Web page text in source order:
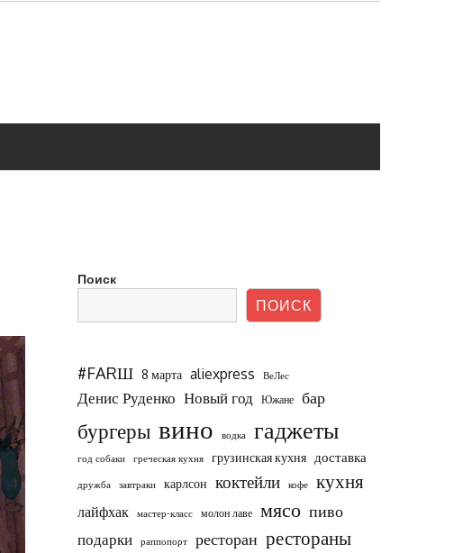
Поиск
ПОИСК
#FARШ 8 марта aliexpress ВеЛес
Денис Руденко Новый год Южане бар
бургеры вино водка гаджеты
год собаки греческая кухня грузинская кухня доставка
дружба завтраки карлсон коктейли кофе кухня
лайфхак мастер-класс молон лаве мясо пиво
подарки раппопорт ресторан рестораны